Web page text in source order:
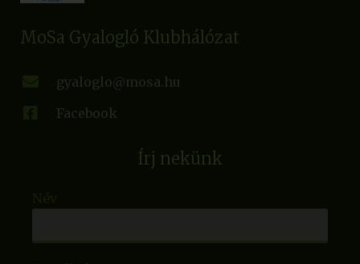
MoSa Gyalogló Klubhálózat
gyaloglo@mosa.hu
Facebook
Írj nekünk